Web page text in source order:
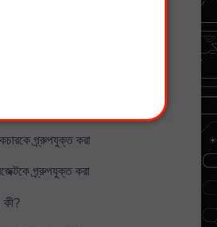
বোঝায়?
করা
করা
করা
গ্র্রুপযুক্ত করা
গ্র্রুপযুক্ত করা